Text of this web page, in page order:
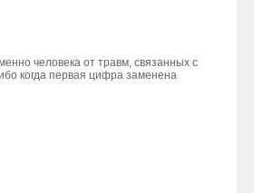
человека от травм, связанных с
когда первая цифра заменена